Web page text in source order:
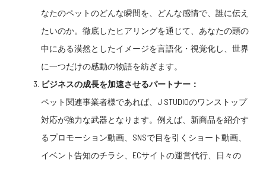
なたのペットのどんな瞬間を、どんな感情で、誰に伝え
たいのか。徹底したヒアリングを通じて、あなたの頭の
中にある漠然としたイメージを言語化・視覚化し、世界
に一つだけの感動の物語を紡ぎます。
ビジネスの成長を加速させるパートナー：
ペット関連事業者様であれば、J STUDIOのワンストップ
対応が強力な武器となります。例えば、新商品を紹介す
るプロモーション動画、SNSで目を引くショート動画、
イベント告知のチラシ、ECサイトの運営代行、日々の